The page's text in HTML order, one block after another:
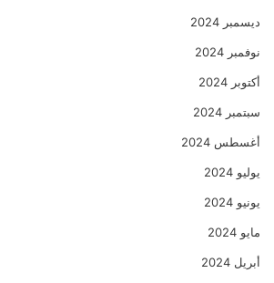
ديسمبر 2024
نوفمبر 2024
أكتوبر 2024
سبتمبر 2024
أغسطس 2024
يوليو 2024
يونيو 2024
مايو 2024
أبريل 2024